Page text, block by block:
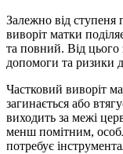
Залежно від ступеня
виворіт матки
та повний. Від цього
допомоги та ризики
Частковий виворіт
загинається або
виходить за межі
менш помітним,
потребує